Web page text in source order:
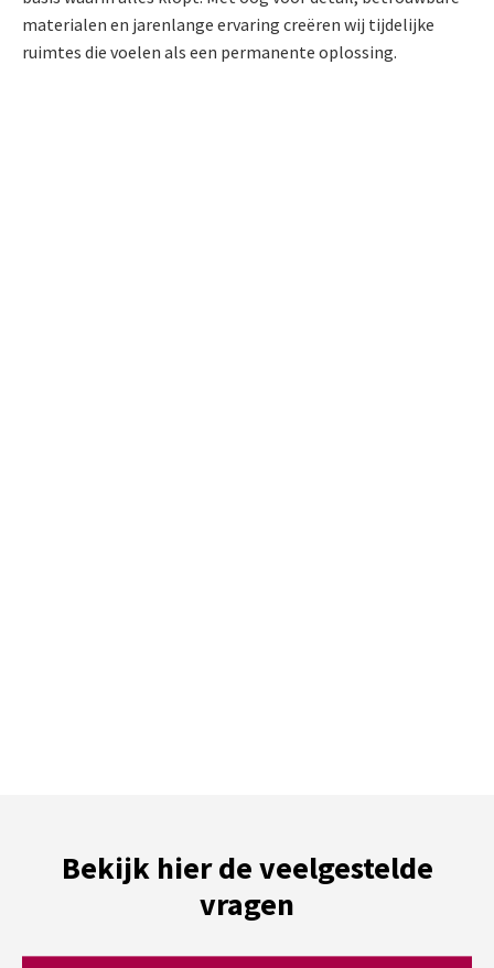
materialen en jarenlange ervaring creëren wij tijdelijke
ruimtes die voelen als een permanente oplossing.
Bekijk hier de veelgestelde
vragen